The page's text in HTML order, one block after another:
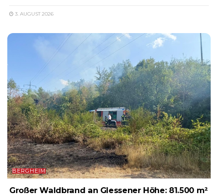
3. AUGUST 2026
BERGHEIM
Großer Waldbrand an Glessener Höhe: 81.500 m²